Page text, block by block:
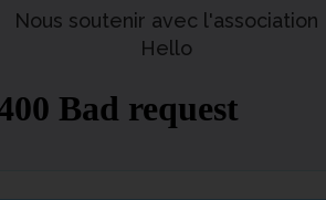
Nous soutenir avec l'association
Hello